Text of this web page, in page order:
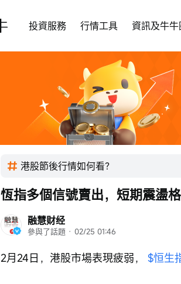
投資服務 行情工具 資訊及牛牛
港股節後行情如何看？
融慧财经
參與了話題 · 02/25 01:46
恆指多個信號賣出，短期震盪格
2月24日，港股市場表現疲弱， $恒生